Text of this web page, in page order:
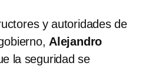
y autoridades de
Alejandro
la seguridad se